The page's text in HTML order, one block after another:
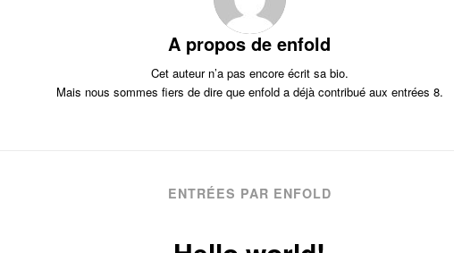
A propos de enfold
Cet auteur n’a pas encore écrit sa bio.
Mais nous sommes fiers de dire que enfolda déjà contribué aux entrées 8.
ENTRÉES PAR ENFOLD